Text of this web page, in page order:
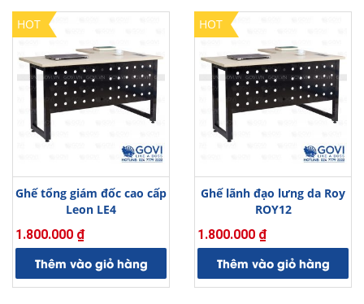
Ghế tổng giám đốc cao cấp
Leon LE4
1.800.000 ₫
Thêm vào giỏ hàng
HOT
Ghế lãnh đạo lưng da Roy
ROY12
1.800.000 ₫
Thêm vào giỏ hàng
HOT